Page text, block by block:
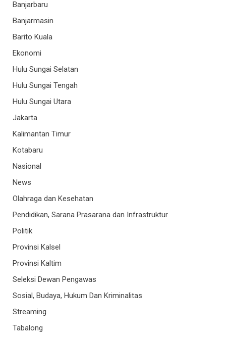
Banjarbaru
Banjarmasin
Barito Kuala
Ekonomi
Hulu Sungai Selatan
Hulu Sungai Tengah
Hulu Sungai Utara
Jakarta
Kalimantan Timur
Kotabaru
Nasional
News
Olahraga dan Kesehatan
Pendidikan, Sarana Prasarana dan Infrastruktur
Politik
Provinsi Kalsel
Provinsi Kaltim
Seleksi Dewan Pengawas
Sosial, Budaya, Hukum Dan Kriminalitas
Streaming
Tabalong